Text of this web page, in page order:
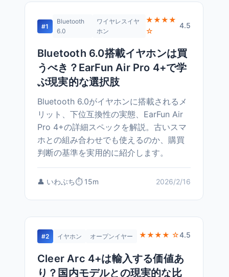
#1
Bluetooth
6.0
ワイヤレスイヤ
ホン
★★★★
☆
4.5
Bluetooth 6.0搭載イヤホンは買
うべき？EarFun Air Pro 4+で学
ぶ現実的な選択肢
Bluetooth 6.0がイヤホンに搭載されるメ
リット、下位互換性の実態、EarFun Air
Pro 4+の詳細スペックを解説。古いスマ
ホとの組み合わせでも使えるのか、購買
判断の基準を実用的に紹介します。
👤 いわぶち⏱️ 15m 2026/2/16
#2 イヤホン オープンイヤー ★★★★ ☆4.5
Cleer Arc 4+は輸入する価値あ
り？国内モデルとの現実的な比